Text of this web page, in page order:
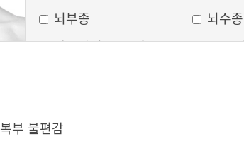
뇌부종
뇌수종
달모양의 둥근 얼굴
두부
무균성 뇌막염
무의식
볼이 처짐
복부 불편감